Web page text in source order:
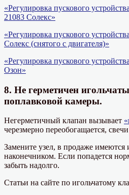
«Регулировка пускового
21083 Солекс»
«Регулировка пускового
Солекс (снятого с двигателя)»
«Регулировка пускового
Озон»
8. Не герметичен
поплавковой камеры.
Негерметичный клапан вызывает
черезмерно переобогащается,
Замените узел, в продаже
наконечником. Если попадется
забыть надолго.
Статьи на сайте по игольчатому